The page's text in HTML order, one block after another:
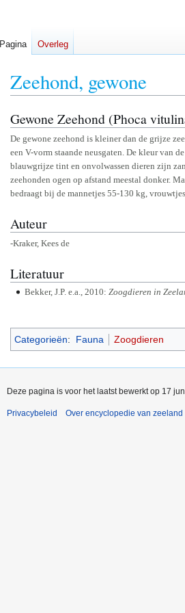
Zeehond, gewone
Naar
navigatie
springen
Naar
zoeken
springen
Gewone Zeehond (Phoca
De gewone zeehond is kleiner dan de grijze
een V-vorm staande neusgaten. De kleur van
blauwgrijze tint en onvolwassen dieren zijn
zeehonden ogen op afstand meestal donker.
bedraagt bij de mannetjes 55-130 kg,
Auteur
-Kraker, Kees de
Literatuur
Bekker, J.P. e.a., 2010: Zoogdieren in
Categorieën: Fauna Zoogdieren
Pagina Overleg
Deze pagina is voor het laatst bewerkt op 17
Privacybeleid Over encyclopedie van zeeland